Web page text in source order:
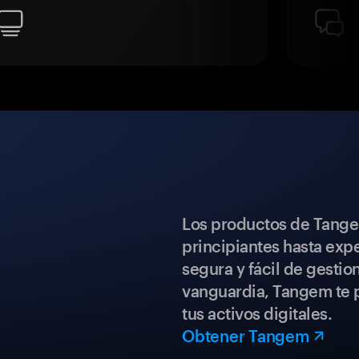
Los productos de
principiantes hasta
segura y fácil de
vanguardia, Tangem
tus activos digitales.
Obtener Tangem